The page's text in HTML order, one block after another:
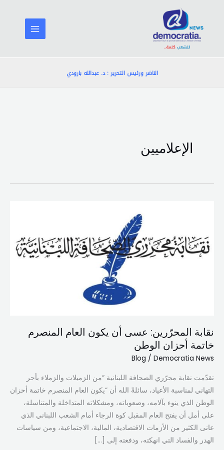
المحتوى
الناشر ورئيس التحرير : د. عبدالله بارودي
الإعلاميين
نقابة المحرّرين: عسى أن يكون العام المنصرم
خاتمة أحزان الوطن
Blog / Democratia News
تقدّمت نقابة محرّري الصحافة اللبنانية “من الزميلات والزملاء بأحر
التهاني لمناسبة الأعياد، سائلةً الله أن “يكون العام المنصرم خاتمة أحزان
الوطن الذي ينوء بآلامه، وصعوباته، ومشكلاته المتداخلة والمتناسلة،
على أمل أن يفتح العام المقبل كوة الرجاء أمام الشعب اللبناني الذي
عانى الكثير من الأزمات الاقتصادية، المالية، الاجتماعية، ومن سياسات
الهدر والفساد التي انهكته، ودفعته إلى […]
أن
يكون